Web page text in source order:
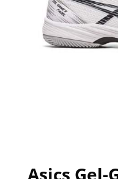
Asics Gel-